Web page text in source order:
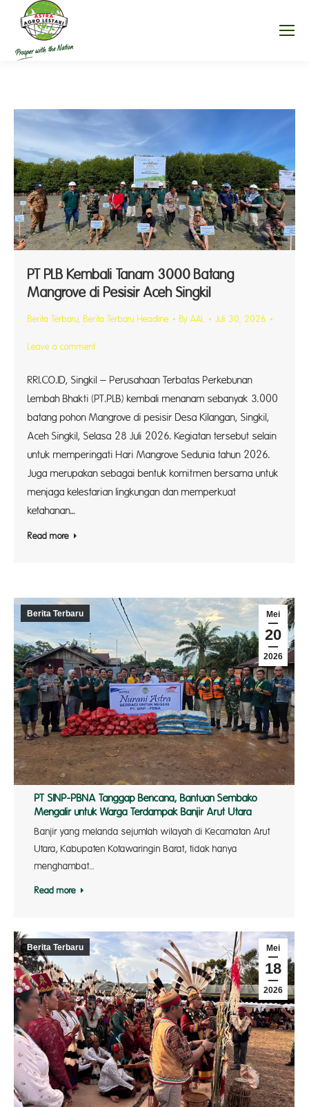
PT PLB Kembali Tanam 3000 Batang
Mangrove di Pesisir Aceh Singkil
Berita Terbaru, Berita Terbaru Headline By AAL Juli 30, 2026
Leave a comment
RRI.CO.ID, Singkil – Perusahaan Terbatas Perkebunan
Lembah Bhakti (PT.PLB) kembali menanam sebanyak 3.000
batang pohon Mangrove di pesisir Desa Kilangan, Singkil,
Aceh Singkil, Selasa 28 Juli 2026. Kegiatan tersebut selain
untuk memperingati Hari Mangrove Sedunia tahun 2026.
Juga merupakan sebagai bentuk komitmen bersama untuk
menjaga kelestarian lingkungan dan memperkuat
ketahanan…
Read more
Mei
20
2026
Berita Terbaru
PT SINP-PBNA Tanggap Bencana, Bantuan Sembako
Mengalir untuk Warga Terdampak Banjir Arut Utara
Banjir yang melanda sejumlah wilayah di Kecamatan Arut
Utara, Kabupaten Kotawaringin Barat, tidak hanya
menghambat…
Read more
Mei
18
2026
Berita Terbaru